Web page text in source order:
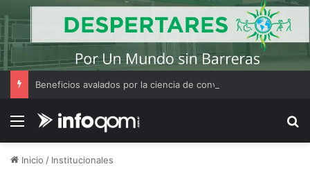
Beneficios avalados por la ciencia de convivir con gatos
Menú
Inicio / Institucionales